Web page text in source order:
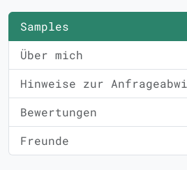
Samples
Über mich
Hinweise zur
Bewertungen
Freunde